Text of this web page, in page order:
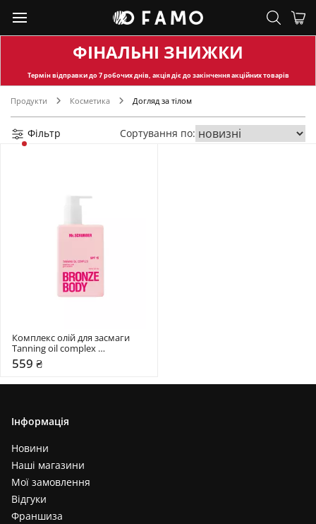
ФІНАЛЬНІ ЗНИЖКИ
Термін відправкидо 7 робочих днів, акція діє до закінчення акційних товарів
Продукти Косметика Догляд за тілом
Фільтр Сортування по:
Комплекс олій для засмаги
Tanning oil complex
559 ₴
Інформація
Новини
Наші магазини
Мої замовлення
Відгуки
Франшиза